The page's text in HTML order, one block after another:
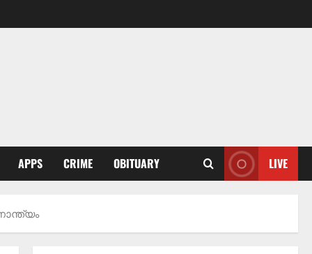
APPS CRIME OBITUARY LIVE